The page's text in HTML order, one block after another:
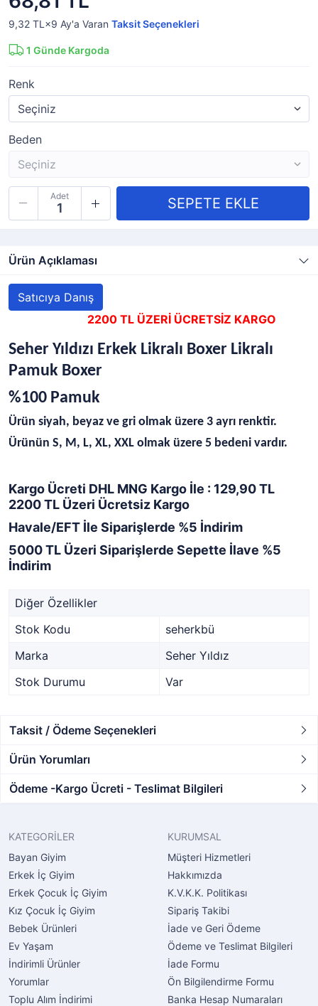
9,32 TL×9 Ay'a Varan Taksit Seçenekleri
1 Günde Kargoda
Renk
Beden
Adet
Ürün Açıklaması
Satıcıya Danış
2200 TL ÜZERİ ÜCRETSİZ KARGO
Seher Yıldızı Erkek Likralı Boxer Likralı
Pamuk Boxer
%100 Pamuk
Ürün siyah, beyaz ve gri olmak üzere 3 ayrı renktir.
Ürünün S, M, L, XL, XXL olmak üzere 5 bedeni vardır.
Kargo Ücreti DHL MNG Kargo İle : 129,90 TL
2200 TL Üzeri Ücretsiz Kargo
Havale/EFT İle Siparişlerde %5 İndirim
5000 TL Üzeri Siparişlerde Sepette İlave %5
İndirim
Diğer Özellikler
Stok Kodu
seherkbü
Marka
Seher Yıldız
Stok Durumu
Var
Taksit / Ödeme Seçenekleri
Ürün Yorumları
Ödeme -Kargo Ücreti - Teslimat Bilgileri
KATEGORİLER
Bayan Giyim
Erkek İç Giyim
Erkek Çocuk İç Giyim
Kız Çocuk İç Giyim
Bebek Ürünleri
Ev Yaşam
İndirimli Ürünler
Yorumlar
Toplu Alım İndirimi
KURUMSAL
Müşteri Hizmetleri
Hakkımızda
K.V.K.K. Politikası
Sipariş Takibi
İade ve Geri Ödeme
Ödeme ve Teslimat Bilgileri
İade Formu
Ön Bilgilendirme Formu
Banka Hesap Numaraları